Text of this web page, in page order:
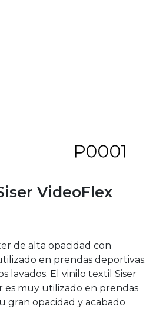
VideoFlex
de alta opacidad con
en prendas deportivas.
lavados. El vinilo textil Siser
es muy utilizado en prendas
gran opacidad y acabado